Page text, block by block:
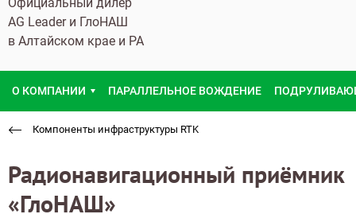
AG Leader и ГлоНАШ
в Алтайском крае и РА
О КОМПАНИИ ПАРАЛЛЕЛЬНОЕ ВОЖДЕНИЕ
Компоненты инфраструктуры RTK
Радионавигационный приёмник
«ГлоНАШ»